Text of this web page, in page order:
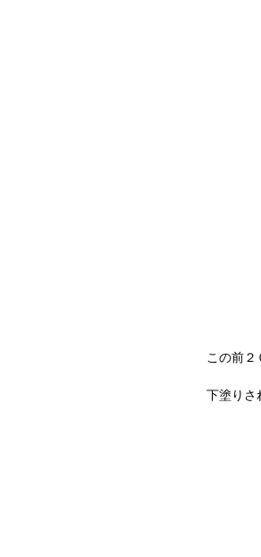
この前２
下塗りさ